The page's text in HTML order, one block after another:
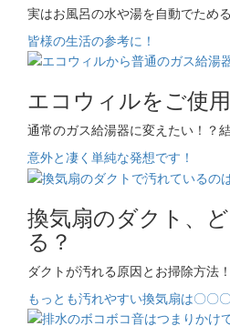
実はお風呂の水や湯を自動でため
皆様の生活の参考に！
エコウィルをご使
通常のガス給湯器に変えたい！？
意外と凄く単純な発想です！
換気扇のダクト、
る？
ダクトが汚れる原因とお掃除方法！
もっとも汚れやすい換気扇は〇〇〇